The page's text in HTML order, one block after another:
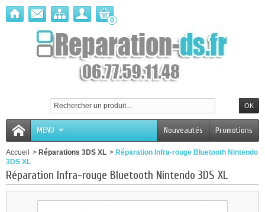
0
MENU Promotions
Nouveautés
Accueil > Réparations 3DS XL > Réparation Infra-rouge Bluetooth Nintendo
3DS XL
Réparation Infra-rouge Bluetooth Nintendo 3DS XL